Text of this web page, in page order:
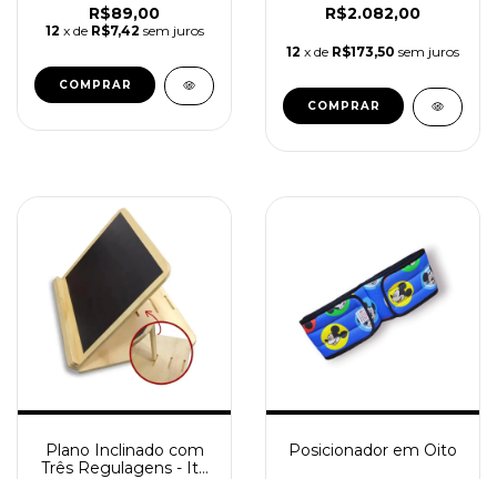
R$89,00
12 x de R$7,42 sem juros
R$2.082,00
12 x de R$173,50 sem juros
COMPRAR
Plano Inclinado com
Três Regulagens - Ita
Posicionador em Oito